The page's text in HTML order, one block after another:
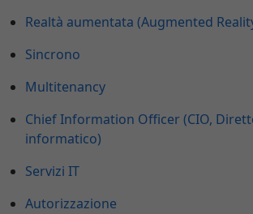
Realtà aumentata (Augmented
Sincrono
Multitenancy
Chief Information Officer (CIO,
informatico)
Servizi IT
Autorizzazione